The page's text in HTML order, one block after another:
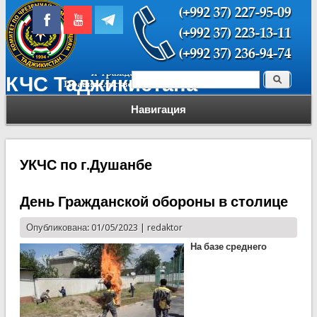
КЧС Таджикистана
Навигация
Форма поиска Поиск
УКЧС по г.Душанбе
День Гражданской обороны в столице
Опубликована: 01/05/2023 | redaktor
На базе среднего